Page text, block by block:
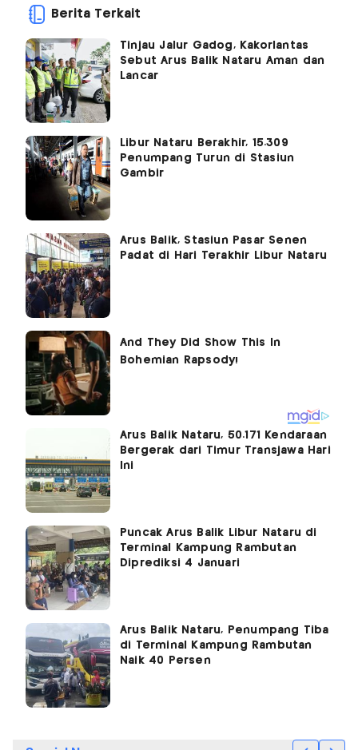
Berita Terkait
Tinjau Jalur Gadog, Kakorlantas
Sebut Arus Balik Nataru Aman dan
Lancar
Libur Nataru Berakhir, 15.309
Penumpang Turun di Stasiun
Gambir
Arus Balik, Stasiun Pasar Senen
Padat di Hari Terakhir Libur Nataru
Arus Balik Nataru, 50.171 Kendaraan
Bergerak dari Timur Transjawa Hari
Ini
Puncak Arus Balik Libur Nataru di
Terminal Kampung Rambutan
Diprediksi 4 Januari
Arus Balik Nataru, Penumpang Tiba
di Terminal Kampung Rambutan
Naik 40 Persen